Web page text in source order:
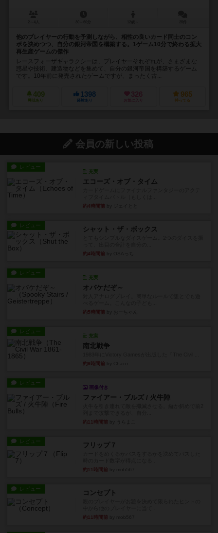
他のプレイヤーの行動を予測しながら、相性の良いカード同士のコン
ボを決めつつ、自分の銀河帝国を構築する。1ゲーム10分で終わる拡大
再生産ゲームの傑作
レースフォーザギャラクシーは、プレイヤーそれぞれが、さまざまな
惑星や技術、建造物などを集めて、自分の銀河帝国を構築するゲーム
です。10年前に発売されたゲームですが、まったく古...
409
興味あり
1398
経験あり
326
お気に入り
965
持ってる
会員の新しい投稿
レビュー
充実
エコーズ・オブ・タイム
約4時間前
レビュー シャット・ザ・ボックス
約4時間前
レビュー
充実
オバケだぞ～
約5時間前
レビュー
充実
南北戦争
約9時間前
レビュー
画像付き
ファイアー・ブルズ / 火牛陣
約11時間前
レビュー フリップ７
約11時間前
レビュー コンセプト
約11時間前